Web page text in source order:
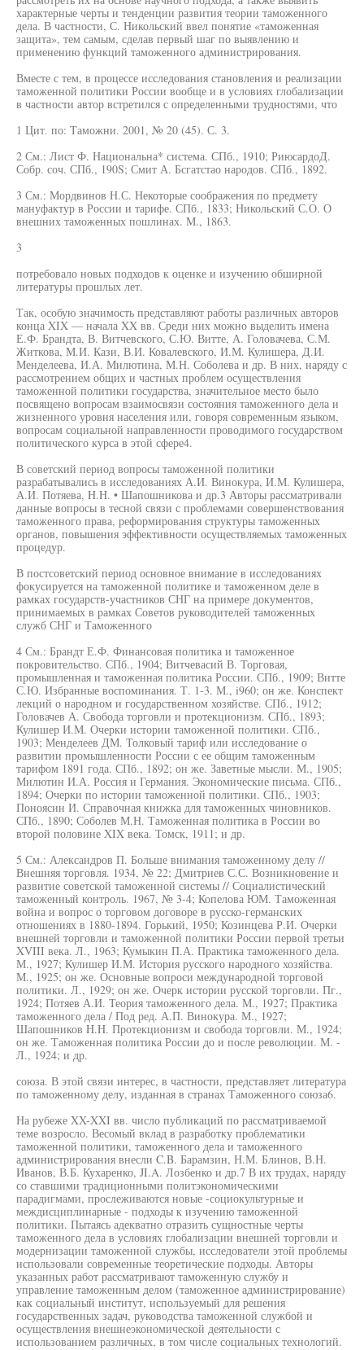
характерные черты и тенденции развития теории таможенного
дела. В частности, С. Никольский ввел понятие «таможенная
защита», тем самым, сделав первый шаг по выявлению и
применению функций таможенного администрирования.
Вместе с тем, в процессе исследования становления и реализации
таможенной политики России вообще и в условиях глобализации
в частности автор встретился с определенными трудностями, что
1 Цит. по: Таможни. 2001, № 20 (45). С. 3.
2 См.: Лист Ф. Национальна* система. СПб., 1910; РиюсардоД.
Собр. соч. СПб., 190S; Смит А. Бсгатстао народов. СПб., 1892.
3 См.: Мордвинов Н.С. Некоторые соображения по предмету
мануфактур в России и тарифе. СПб., 1833; Никольский С.О. О
внешних таможенных пошлинах. М., 1863.
3
потребовало новых подходов к оценке и изучению обширной
литературы прошлых лет.
Так, особую значимость представляют работы различных авторов
конца XIX — начала XX вв. Среди них можно выделить имена
Е.Ф. Брандта, В. Витчевского, С.Ю. Витте, А. Головачева, С.М.
Житкова, М.И. Кази, В.И. Ковалевского, И.М. Кулишера, Д.И.
Менделеева, И.А. Милютина, М.Н. Соболева и др. В них, наряду с
рассмотрением общих и частных проблем осуществления
таможенной политики государства, значительное место было
посвящено вопросам взаимосвязи состояния таможенного дела и
жизненного уровня населения или, говоря современным языком,
вопросам социальной направленности проводимого государством
политического курса в этой сфере4.
В советский период вопросы таможенной политики
разрабатывались в исследованиях А.И. Винокура, И.М. Кулишера,
А.И. Потяева, H.H. • Шапошникова и др.3 Авторы рассматривали
данные вопросы в тесной связи с проблемами совершенствования
таможенного права, реформирования структуры таможенных
органов, повышения эффективности осуществляемых таможенных
процедур.
В постсоветский период основное внимание в исследованиях
фокусируется на таможенной политике и таможенном деле в
рамках государств-участников СНГ на примере документов,
принимаемых в рамках Советов руководителей таможенных
служб СНГ и Таможенного
4 См.: Брандт Е.Ф. Финансовая политика и таможенное
покровительство. СПб., 1904; Витчевасий В. Торговая,
промышленная и таможенная политика России. СПб., 1909; Витте
С.Ю. Избранные воспоминания. Т. 1-3. М., i960; он же. Конспект
лекций о народном и государственном хозяйстве. СПб., 1912;
Головачев А. Свобода торговли и протекционизм. СПб., 1893;
Кулишер И.М. Очерки истории таможенной политики. СПб.,
1903; Менделеев ДМ. Толковый тариф или исследование о
развитии промышленности России с ее общим таможенным
тарифом 1891 года. СПб., 1892; он же. Заветные мысли. М., 1905;
Милютин И.А. Россия и Германия. Экономические письма. СПб.,
1894; Очерки по истории таможенной политики. СПб., 1903;
Поноясин И. Справочная книжка для таможенных чиновников.
СПб., 1890; Соболев М.Н. Таможенная политика в России во
второй половине XIX века. Томск, 1911; и др.
5 См.: Александров П. Больше внимания таможенному делу //
Внешняя торговля. 1934, № 22; Дмитриев С.С. Возникновение и
развитие советской таможенной системы // Социалистический
таможенный контроль. 1967, № 3-4; Копелова ЮМ. Таможенная
война и вопрос о торговом договоре в русско-германских
отношениях в 1880-1894. Горький, 1950; Козинцева Р.И. Очерки
внешней торговли и таможенной политики России первой третьи
XVIII века. Л., 1963; Кумыкин П.А. Практика таможенного дела.
М., 1927; Кулишер И.М. История русского народного хозяйства.
М., 1925; он же. Основные вопроси международной торговой
политики. Л., 1929; он же. Очерк истории русской торговли. Пг.,
1924; Потяев А.И. Теория таможенного дела. М., 1927; Практика
таможенного дела / Под ред. А.П. Винокура. М., 1927;
Шапошников H.H. Протекционизм и свобода торговли. М., 1924;
он же. Таможенная политика России до и после революции. М. -
Л., 1924; и др.
союза. В этой связи интерес, в частности, представляет литература
по таможенному делу, изданная в странах Таможенного союза6.
На рубеже XX-XXI вв. число публикаций по рассматриваемой
теме возросло. Весомый вклад в разработку проблематики
таможенной политики, таможенного дела и таможенного
администрирования внесли C.B. Барамзин, Н.М. Блинов, В.Н.
Иванов, В.Б. Кухаренко, JI.A. Лозбенко и др.7 В их трудах, наряду
со ставшими традиционными политэкономическими
парадигмами, прослеживаются новые -социокультурные и
междисциплинарные - подходы к изучению таможенной
политики. Пытаясь адекватно отразить сущностные черты
таможенного дела в условиях глобализации внешней торговли и
модернизации таможенной службы, исследователи этой проблемы
использовали современные теоретические подходы. Авторы
указанных работ рассматривают таможенную службу и
управление таможенным делом (таможенное администрирование)
как социальный институт, используемый для решения
государственных задач, руководства таможенной службой и
осуществления внешнеэкономической деятельности с
использованием различных, в том числе социальных технологий.